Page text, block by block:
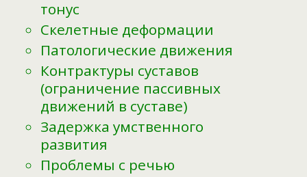
тонус
Скелетные деформации
Патологические движения
Контрактуры суставов
(ограничение пассивных
движений в суставе)
Задержка умственного
развития
Проблемы с речью